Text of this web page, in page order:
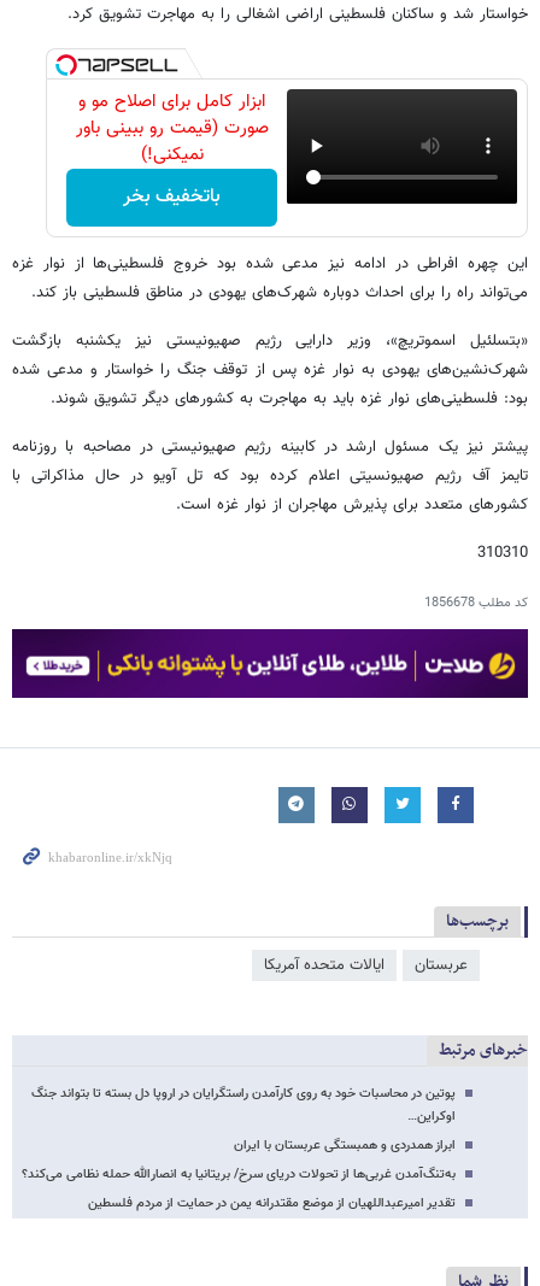
خواستار شد و ساکنان فلسطینی اراضی اشغالی را به مهاجرت تشویق کرد.
ابزار کامل برای اصلاح مو و
صورت (قیمت رو ببینی باور
نمیکنی!)
باتخفیف بخر
این چهره افراطی در ادامه نیز مدعی شده بود خروج فلسطینی‌ها از نوار غزه
می‌تواند راه را برای احداث دوباره شهرک‌های یهودی در مناطق فلسطینی باز کند.
«بتسلئیل اسموتریچ»، وزیر دارایی رژیم صهیونیستی نیز یکشنبه بازگشت
شهرک‌نشین‌های یهودی به نوار غزه پس از توقف جنگ را خواستار و مدعی شده
بود: فلسطینی‌های نوار غزه باید به مهاجرت به کشورهای دیگر تشویق شوند.
پیشتر نیز یک مسئول ارشد در کابینه رژیم صهیونیستی در مصاحبه با روزنامه
تایمز آف رژیم صهیونسیتی اعلام کرده بود که تل آویو در حال مذاکراتی با
کشورهای متعدد برای پذیرش مهاجران از نوار غزه است.
310310
کد مطلب1856678
برچسب‌ها
عربستان ایالات متحده آمریکا
خبرهای مرتبط
پوتین در محاسبات خود به روی کارآمدن راستگرایان در اروپا دل بسته تا بتواند جنگ
اوکراین…
ابراز همدردی و همبستگی عربستان با ایران
به‌تنگ‌آمدن غربی‌ها از تحولات دریای سرخ/ بریتانیا به انصارالله حمله نظامی می‌کند؟
تقدیر امیرعبداللهیان از موضع مقتدرانه یمن در حمایت از مردم فلسطین